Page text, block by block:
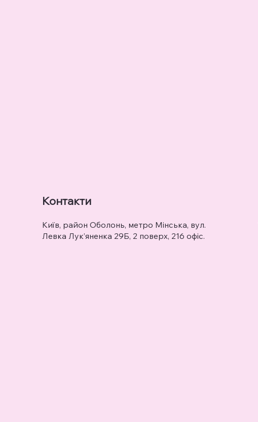
Контакти
Київ, район Оболонь, метро Мінська, вул.
Левка Лук’яненка 29Б, 2 поверх, 216 офіс.